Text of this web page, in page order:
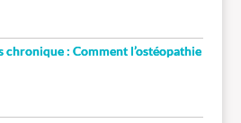
chronique : Comment l’ostéopathie